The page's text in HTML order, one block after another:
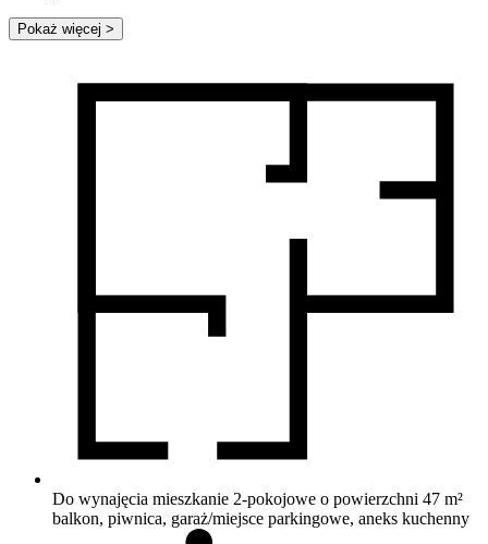
Pokaż więcej >
Do wynajęcia mieszkanie 2-pokojowe o powierzchni 47 m²
balkon, piwnica, garaż/miejsce parkingowe, aneks kuchenny